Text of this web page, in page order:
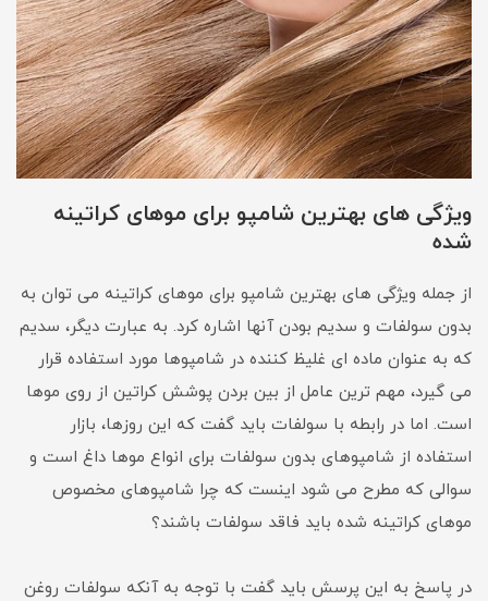
ویژگی های بهترین شامپو برای موهای کراتینه
شده
از جمله ویژگی های بهترین شامپو برای موهای کراتینه می توان به
بدون سولفات و سدیم بودن آنها اشاره کرد. به عبارت دیگر، سدیم
که به عنوان ماده ای غلیظ کننده در شامپوها مورد استفاده قرار
می گیرد، مهم ترین عامل از بین بردن پوشش کراتین از روی موها
است. اما در رابطه با سولفات باید گفت که این روزها، بازار
استفاده از شامپوهای بدون سولفات برای انواع موها داغ است و
سوالی که مطرح می شود اینست که چرا شامپوهای مخصوص
موهای کراتینه شده باید فاقد سولفات باشند؟
در پاسخ به این پرسش باید گفت با توجه به آنکه سولفات روغن